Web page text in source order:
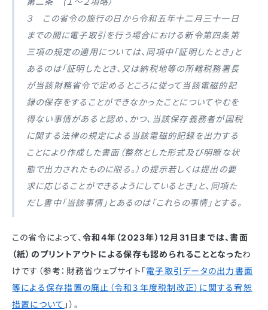
３ この省令の施行の日から令和五年十二月三十一日
までの間に電子取引を行う場合における新令第四条第
三項の規定の適用については、同項中「証明したとき」と
あるのは「証明したとき、又は納税地等の所轄税務署長
が当該財務省令で定めるところに従って当該電磁的記
録の保存をすることができなかったことについてやむを
得ない事情があると認め、かつ、当該保存義務者が国税
に関する法律の規定による当該電磁的記録を出力する
ことにより作成した書面（整然とした形式及び明瞭な状
態で出力されたものに限る。）の提示若しくは提出の要
求に応じることができるようにしているとき」と、同項た
だし書中「当該事情」とあるのは「これらの事情」とする。
この省令によって、令和4年（2023年）12月31日までは、書面
（紙）のプリントアウトによる保存も認められることとなったわ
けです（参考：財務省ウェブサイト「電子取引データの出力書面
等による保存措置の廃止（令和３年度税制改正）に関する宥恕
措置について 」）。